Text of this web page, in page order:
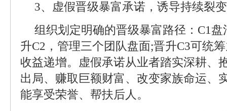
3、虚假晋级暴富承诺，诱导持续裂变
组织划定明确的晋级暴富路径：C1
升C2，管理三个团队盘面;晋升C3可统
收益递增。虚假承诺从业者踏实深耕、
出局、赚取巨额财富、改变家族命运、
能享受荣誉、帮扶后人。